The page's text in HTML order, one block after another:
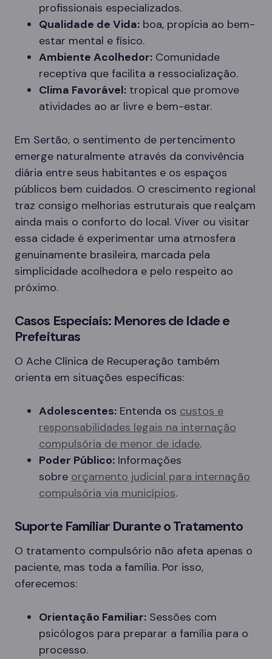
profissionais especializados.
Qualidade de Vida: boa, propícia ao bem-
estar mental e físico.
Ambiente Acolhedor: Comunidade
receptiva que facilita a ressocialização.
Clima Favorável: tropical que promove
atividades ao ar livre e bem-estar.
Em Sertão, o sentimento de pertencimento
emerge naturalmente através da convivência
diária entre seus habitantes e os espaços
públicos bem cuidados. O crescimento regional
traz consigo melhorias estruturais que realçam
ainda mais o conforto do local. Viver ou visitar
essa cidade é experimentar uma atmosfera
genuinamente brasileira, marcada pela
simplicidade acolhedora e pelo respeito ao
próximo.
Casos Especiais: Menores de Idade e
Prefeituras
O Ache Clínica de Recuperação também
orienta em situações específicas:
Adolescentes: Entenda os custos e
responsabilidades legais na internação
compulsória de menor de idade.
Poder Público: Informações
sobre orçamento judicial para internação
compulsória via municípios.
Suporte Familiar Durante o Tratamento
O tratamento compulsório não afeta apenas o
paciente, mas toda a família. Por isso,
oferecemos:
Orientação Familiar: Sessões com
psicólogos para preparar a família para o
processo.